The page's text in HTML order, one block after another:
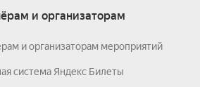
и организаторам
и организаторам мероприятий
система Яндекс Билеты